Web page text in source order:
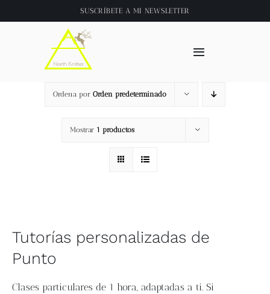
al
SUSCRÍBETE A MI NEWSLETTER
Toggle
Inicio
About
Tienda
Videos
Ordena por Orden predeterminado
Mostrar 1 productos
Tutorías personalizadas de
Punto
Clases particulares de 1 hora, adaptadas a ti. Si